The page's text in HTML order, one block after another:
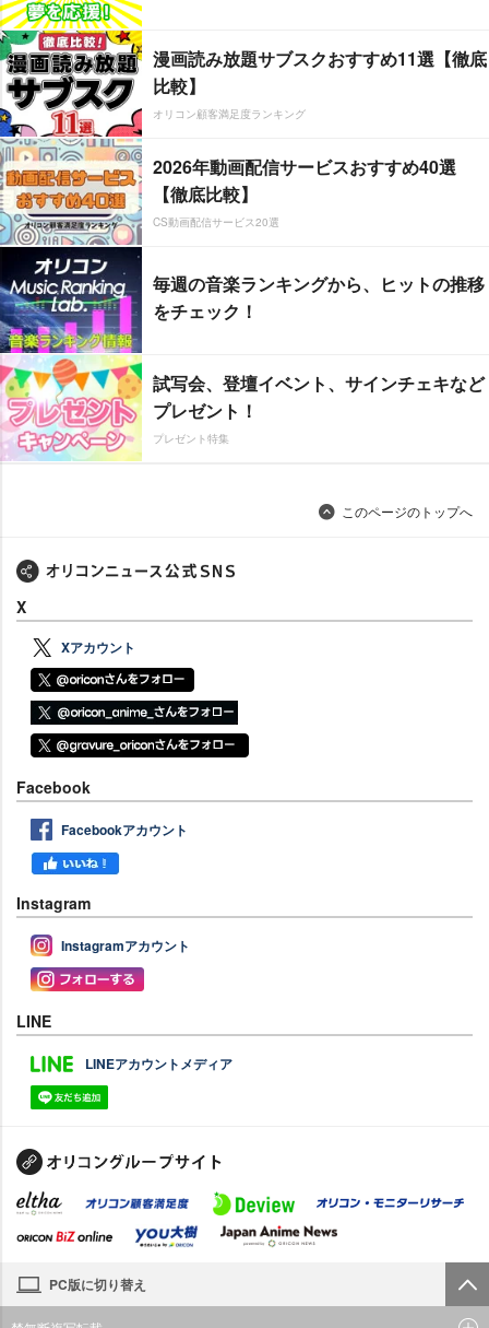
漫画読み放題サブスクおすすめ11選【徹底
比較】
オリコン顧客満足度ランキング
2026年動画配信サービスおすすめ40選
【徹底比較】
CS動画配信サービス20選
毎週の音楽ランキングから、ヒットの推移
をチェック！
試写会、登壇イベント、サインチェキなど
プレゼント！
プレゼント特集
このページのトップへ
X
Xアカウント
Facebook
Facebookアカウント
Instagram
Instagramアカウント
LINE
LINEアカウントメディア
PC版に切り替え